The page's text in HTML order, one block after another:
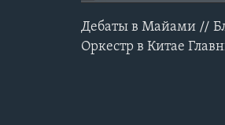
Дебаты в Майами //
Оркестр в Китае